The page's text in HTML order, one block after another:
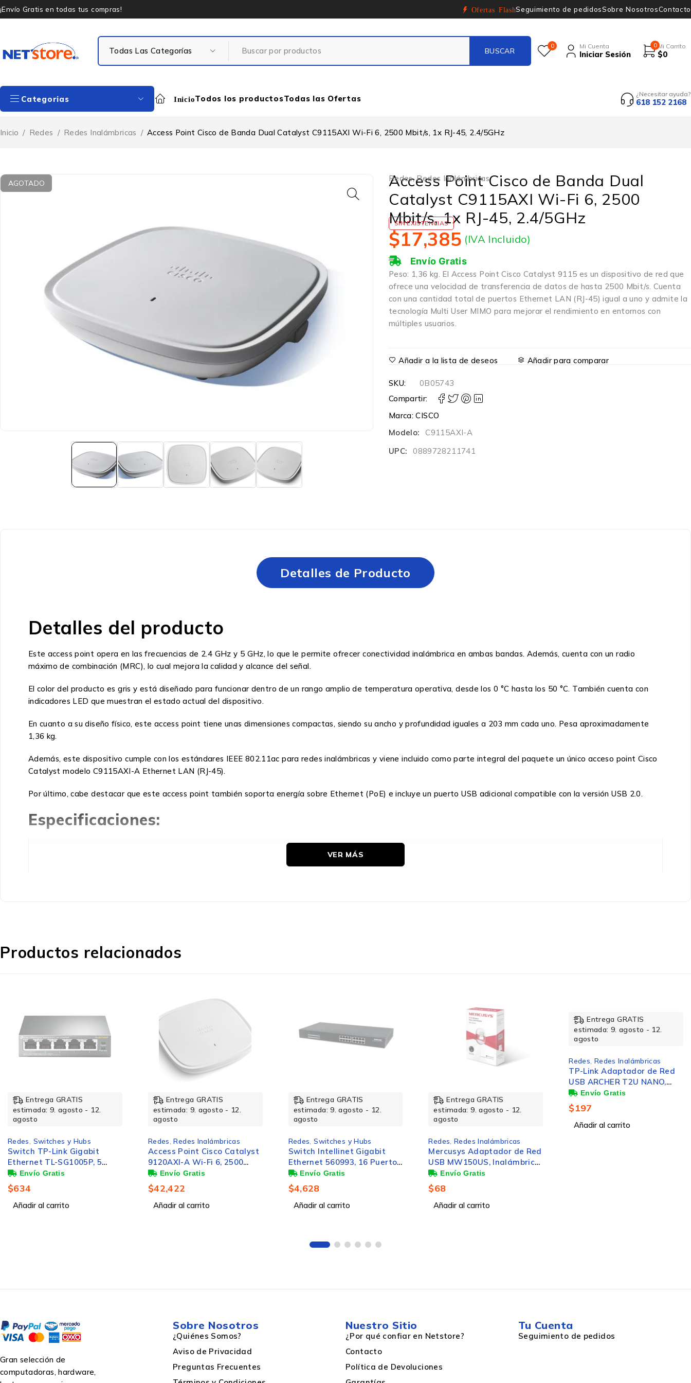
¡Envío Gratis en todas tus compras! Ofertas FlashSeguimiento de pedidosSobre NosotrosContacto
0 Mi Cuenta
Iniciar Sesión
0 Mi Carrito
$0
Categorias InicioTodos los productosTodas las Ofertas ¿Necesitar ayuda?
618 152 2168
Inicio / Redes / Redes Inalámbricas / Access Point Cisco de Banda Dual Catalyst C9115AXI Wi-Fi 6, 2500 Mbit/s, 1x RJ-45, 2.4/5GHz
AGOTADO Redes,Redes Inalámbricas
Access Point Cisco de Banda Dual
Catalyst C9115AXI Wi-Fi 6, 2500
Mbit/s, 1x RJ-45, 2.4/5GHz
SIN EXISTENCIAS
$17,385 (IVA Incluido)
Envío Gratis
Peso: 1,36 kg. El Access Point Cisco Catalyst 9115 es un dispositivo de red que
ofrece una velocidad de transferencia de datos de hasta 2500 Mbit/s. Cuenta
con una cantidad total de puertos Ethernet LAN (RJ-45) igual a uno y admite la
tecnología Multi User MIMO para mejorar el rendimiento en entornos con
múltiples usuarios.
Añadir a la lista de deseos Añadir para comparar
SKU:
0B05743
Compartir:
Marca:CISCO
Modelo:
C9115AXI-A
UPC:
0889728211741
Detalles de Producto
Detalles del producto
Este access point opera en las frecuencias de 2.4 GHz y 5 GHz, lo que le permite ofrecer conectividad inalámbrica en ambas bandas. Además, cuenta con un radio
máximo de combinación (MRC), lo cual mejora la calidad y alcance del señal.
El color del producto es gris y está diseñado para funcionar dentro de un rango amplio de temperatura operativa, desde los 0 °C hasta los 50 °C. También cuenta con
indicadores LED que muestran el estado actual del dispositivo.
En cuanto a su diseño físico, este access point tiene unas dimensiones compactas, siendo su ancho y profundidad iguales a 203 mm cada uno. Pesa aproximadamente
1,36 kg.
Además, este dispositivo cumple con los estándares IEEE 802.11ac para redes inalámbricas y viene incluido como parte integral del paquete un único acceso point Cisco
Catalyst modelo C9115AXI-A Ethernet LAN (RJ-45).
Por último, cabe destacar que este access point también soporta energía sobre Ethernet (PoE) e incluye un puerto USB adicional compatible con la versión USB 2.0.
Especificaciones:
Ancho
Indicadores LED
Control de energía
Energía sobre Ethernet (PoE)
Software
Radio máximo de combinación (MRC)
Diversidad cíclica de cambio (CSD) Si
VER MÁS
Productos relacionados
Entrega GRATIS
estimada: 9. agosto - 12.
agosto
Redes Switches y Hubs
Switch TP-Link Gigabit
Ethernet TL-SG1005P, 5
Puertos 10/100/1000 (4x
PoE), 10Gbit/s, 2000
Entradas - No Administrable
$634
Añadir al carrito
Entrega GRATIS
estimada: 9. agosto - 12.
agosto
Redes ,Redes Inalámbricas
Access Point Cisco Catalyst
9120AXI-A Wi-Fi 6, 2500
$42,422
Añadir al carrito
Entrega GRATIS
estimada: 9. agosto - 12.
agosto
Redes ,Switches y Hubs
Switch Intellinet Gigabit
Ethernet 560993, 16 Puertos
10/100/1000Mbps, 32 Gbit/s,
8192 Entradas - No
Administrable
$4,628
Añadir al carrito
Entrega GRATIS
estimada: 9. agosto - 12.
agosto
Redes Redes Inalámbricas
Mercusys Adaptador de Red
USB MW150US, Inalámbrico,
150Mbit/s, Banda 2.4 GHz
$68
Añadir al carrito
Entrega GRATIS
estimada: 9. agosto - 12.
agosto
Redes Redes Inalámbricas
TP-Link Adaptador de Red
USB ARCHER T2U NANO,
Inalámbrico, WLAN, 633
Mbit/s, Doble Banda 2.4/5
GHz
$197
Añadir al carrito
Gran selección de
computadoras, hardware,
Sobre Nosotros
¿Quiénes Somos?
Aviso de Privacidad
Preguntas Frecuentes
Nuestro Sitio
¿Por qué confiar en Netstore?
Contacto
Política de Devoluciones
Tu Cuenta
Seguimiento de pedidos